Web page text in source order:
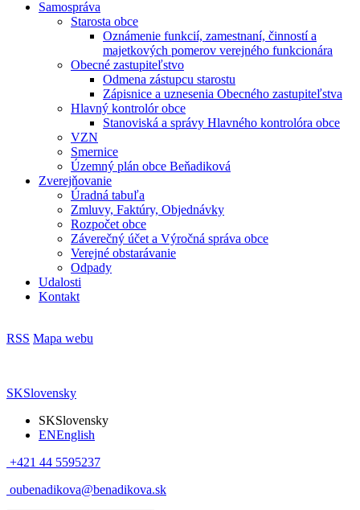
Samospráva
Starosta obce
Oznámenie funkcií, zamestnaní, činností a
majetkových pomerov verejného funkcionára
Obecné zastupiteľstvo
Odmena zástupcu starostu
Zápisnice a uznesenia Obecného zastupiteľstva
Hlavný kontrolór obce
Stanoviská a správy Hlavného kontrolóra obce
VZN
Smernice
Územný plán obce Beňadiková
Zverejňovanie
Úradná tabuľa
Zmluvy, Faktúry, Objednávky
Rozpočet obce
Záverečný účet a Výročná správa obce
Verejné obstarávanie
Odpady
Udalosti
Kontakt
RSS Mapa webu
SKSlovensky
SKSlovensky
ENEnglish
+421 44 5595237
oubenadikova@benadikova.sk